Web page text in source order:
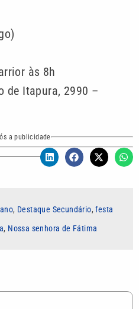
às 8h
de Itapura, 2990 –
a publicidade
, Destaque Secundário,festa
, Nossa senhora de Fátima